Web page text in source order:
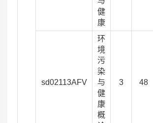
健
康
sd02113AFV
环
境
污
染
与
健
康
概
3 48